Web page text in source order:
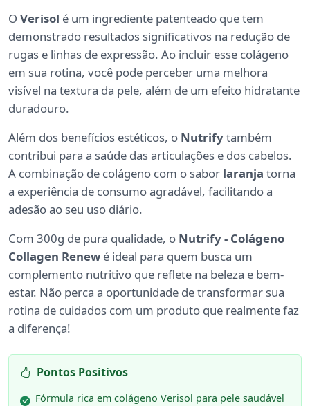
O Verisol é um ingrediente patenteado que tem
demonstrado resultados significativos na redução de
rugas e linhas de expressão. Ao incluir esse colágeno
em sua rotina, você pode perceber uma melhora
visível na textura da pele, além de um efeito hidratante
duradouro.
Além dos benefícios estéticos, o Nutrifytambém
contribui para a saúde das articulações e dos cabelos.
A combinação de colágeno com o sabor laranja torna
a experiência de consumo agradável, facilitando a
adesão ao seu uso diário.
Com 300g de pura qualidade, o Nutrify - Colágeno
Collagen Renew é ideal para quem busca um
complemento nutritivo que reflete na beleza e bem-
estar. Não perca a oportunidade de transformar sua
rotina de cuidados com um produto que realmente faz
a diferença!
Pontos Positivos
Fórmula rica em colágeno Verisol para pele saudável